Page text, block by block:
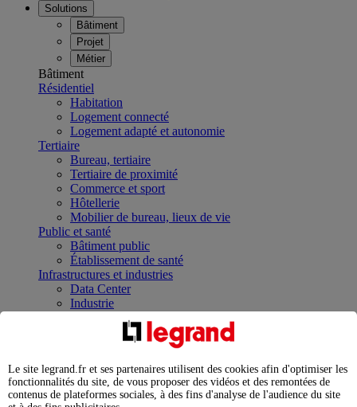
Solutions
Bâtiment
Projet
Métier
Bâtiment
Résidentiel
Habitation
Logement connecté
Logement adapté et autonomie
Tertiaire
Bureau, tertiaire
Tertiaire de proximité
Commerce et sport
Hôtellerie
Mobilier de bureau, lieux de vie
Public et santé
Bâtiment public
Établissement de santé
Infrastructures et industries
Data Center
Industrie
Infrastructures
Contrôler et planifier le fonctionnement des appareils
Répartir et optimiser son tableau électrique
Legrand Data Center Solutions : concentrer les
expertises au service de vos performances
Le site legrand.fr et ses partenaires utilisent des cookies afin d'optimiser les
fonctionnalités du site, de vous proposer des vidéos et des remontées de
contenus de plateformes sociales, à des fins d'analyse de l'audience du site